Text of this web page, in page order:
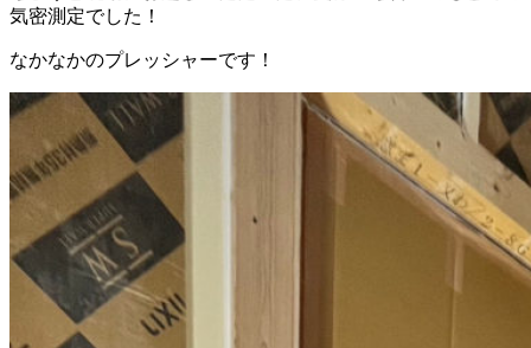
気密測定でした！
なかなかのプレッシャーです！